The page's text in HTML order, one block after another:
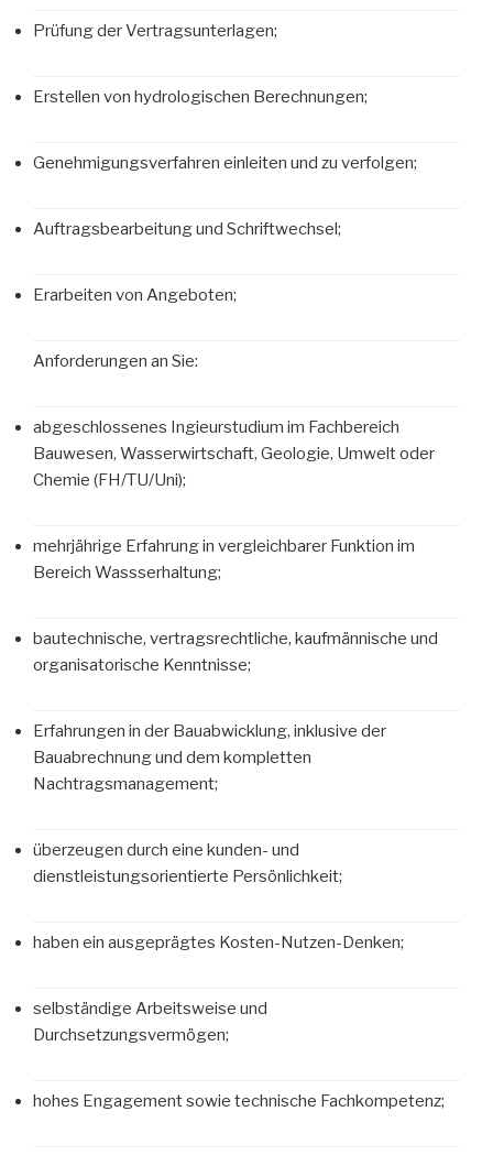
Prüfung der Vertragsunterlagen;
Erstellen von hydrologischen Berechnungen;
Genehmigungsverfahren einleiten und zu verfolgen;
Auftragsbearbeitung und Schriftwechsel;
Erarbeiten von Angeboten;
Anforderungen an Sie:
abgeschlossenes Ingieurstudium im Fachbereich
Bauwesen, Wasserwirtschaft, Geologie, Umwelt oder
Chemie (FH/TU/Uni);
mehrjährige Erfahrung in vergleichbarer Funktion im
Bereich Wassserhaltung;
bautechnische, vertragsrechtliche, kaufmännische und
organisatorische Kenntnisse;
Erfahrungen in der Bauabwicklung, inklusive der
Bauabrechnung und dem kompletten
Nachtragsmanagement;
überzeugen durch eine kunden- und
dienstleistungsorientierte Persönlichkeit;
haben ein ausgeprägtes Kosten-Nutzen-Denken;
selbständige Arbeitsweise und
Durchsetzungsvermögen;
hohes Engagement sowie technische Fachkompetenz;